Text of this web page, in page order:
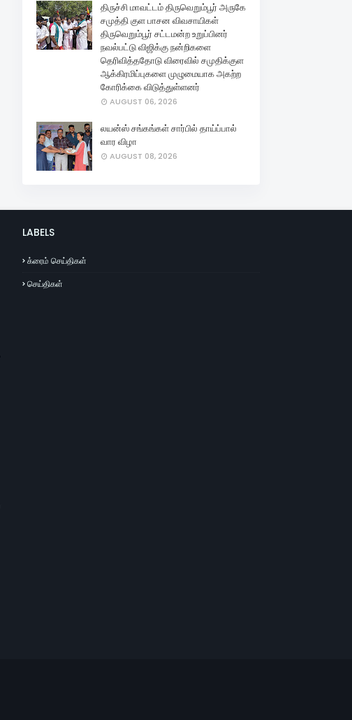
திருச்சி மாவட்டம் திருவெறும்பூர் அருகே
சமுத்தி குள பாசன விவசாயிகள்
திருவெறும்பூர் சட்டமன்ற உறுப்பினர்
நவல்பட்டு விஜிக்கு நன்றிகளை
தெரிவித்ததோடு விரைவில் சமுதிக்குள
ஆக்கிரமிப்புகளை முழுமையாக அகற்ற
கோரிக்கை விடுத்துள்ளனர்
AUGUST 06, 2026
லயன்ஸ் சங்கங்கள் சார்பில் தாய்ப்பால்
வார விழா
AUGUST 08, 2026
LABELS
க்ரைம் செய்திகள்
செய்திகள்